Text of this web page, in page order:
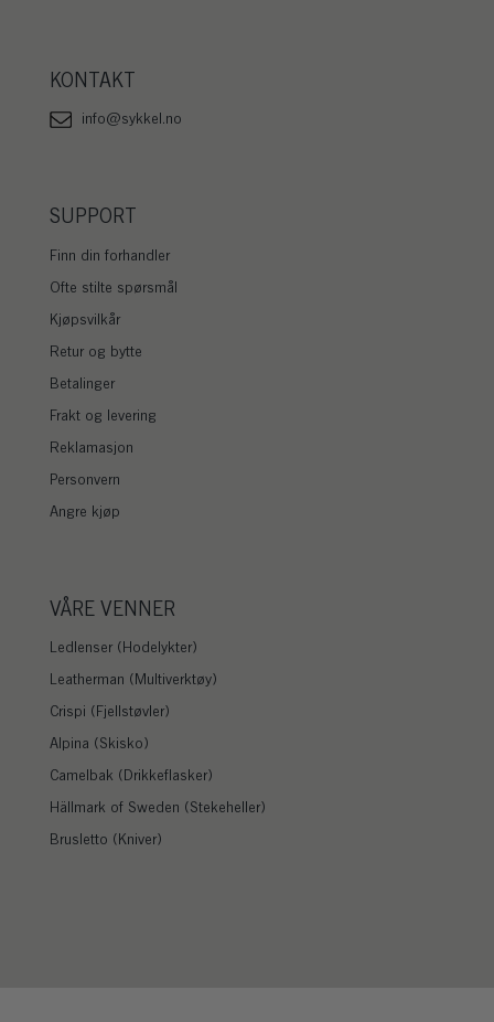
KONTAKT
info@sykkel.no
SUPPORT
Finn din forhandler
Ofte stilte spørsmål
Kjøpsvilkår
Retur og bytte
Betalinger
Frakt og levering
Reklamasjon
Personvern
Angre kjøp
VÅRE VENNER
Ledlenser (Hodelykter)
Leatherman (Multiverktøy)
Crispi (Fjellstøvler)
Alpina (Skisko)
Camelbak (Drikkeflasker)
Hällmark of Sweden (Stekeheller)
Brusletto (Kniver)